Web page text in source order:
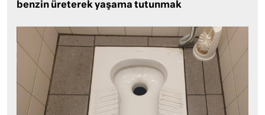
benzin üreterek yaşama tutunmak